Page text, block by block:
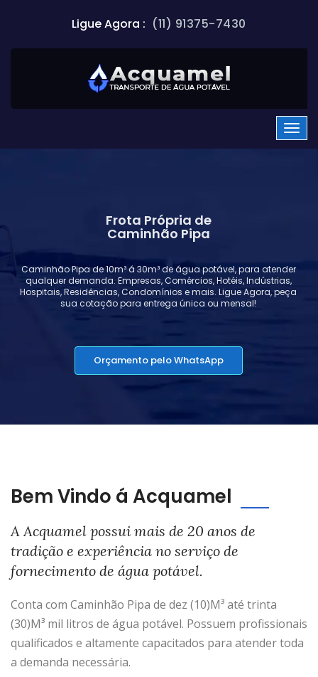
Ligue Agora : (11) 91375-7430
Frota Própria de
Caminhão Pipa
Caminhão Pipa de 10m³ á 30m³ de água potável, para atender
qualquer demanda. Empresas, Comércios, Hotéis, Indústrias,
Hospitais, Residências, Condomínios e mais. Ligue Agora, peça
sua cotação para entrega única ou mensal!
Orçamento pelo WhatsApp
Bem Vindo á Acquamel
A Acquamel possui mais de 20 anos de
tradição e experiência no serviço de
fornecimento de água potável.
Conta com Caminhão Pipa de dez (10)M³ até trinta
(30)M³ mil litros de água potável. Possuem profissionais
qualificados e altamente capacitados para atender toda
a demanda necessária.